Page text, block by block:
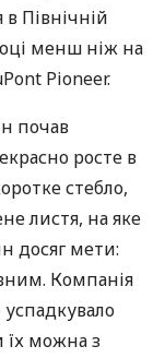
Північній
менш ніж на
Pioneer.
почав
росте в
стебло,
листя, на яке
досяг мети:
Компанія
успадкувало
їх можна з